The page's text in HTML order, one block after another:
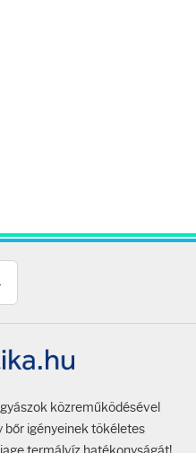
közreműködésével
igényeinek tökéletes